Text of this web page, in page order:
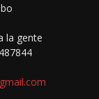
la gente